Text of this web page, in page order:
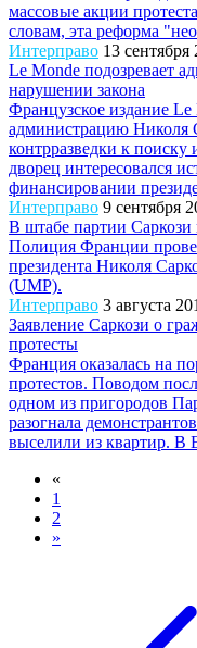
массовые акции
словам, эта реформа
Интерправо 13 сентября
Le Monde подозревает
нарушении закона
Французское издание
администрацию Николя
контрразведки к
дворец интересовался
финансировании
Интерправо 9 сентября
В штабе партии Саркози
Полиция Франции
президента Николя
(UMP).
Интерправо 3 августа
Заявление Саркози о
протесты
Франция оказалась на
протестов. Поводом
одном из пригородов
разогнала
выселили из квартир. В
«
1
2
»